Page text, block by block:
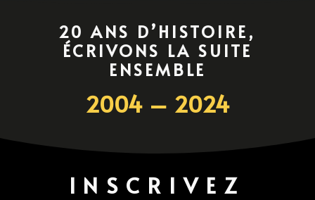
20 ANS D’HISTOIRE,
ÉCRIVONS LA SUITE
ENSEMBLE
2004 – 2024
INSCRIVEZ